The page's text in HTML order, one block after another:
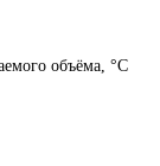
объёма, °C